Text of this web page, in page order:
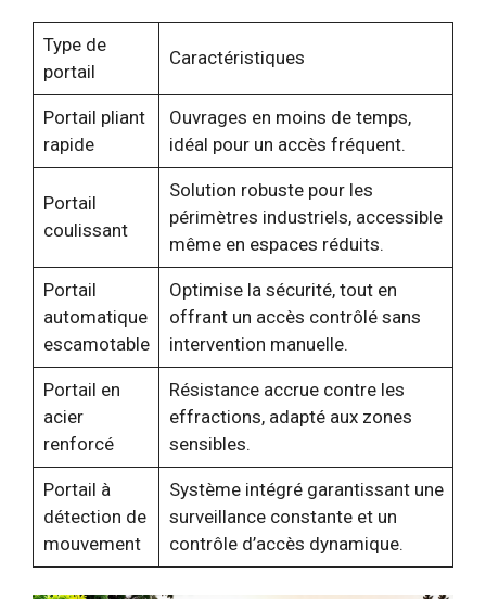
Type de
portail
Caractéristiques
Portail pliant
rapide
Ouvrages en moins de temps,
idéal pour un accès fréquent.
Portail
coulissant
Solution robuste pour les
périmètres industriels, accessible
même en espaces réduits.
Portail
automatique
escamotable
Optimise la sécurité, tout en
offrant un accès contrôlé sans
intervention manuelle.
Portail en
acier
renforcé
Résistance accrue contre les
effractions, adapté aux zones
sensibles.
Portail à
détection de
mouvement
Système intégré garantissant une
surveillance constante et un
contrôle d’accès dynamique.